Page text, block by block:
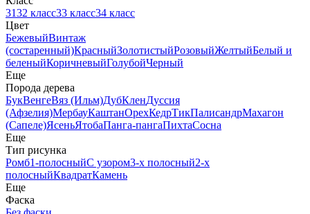
3132 класс33 класс34 класс
Цвет
БежевыйВинтаж
(состаренный)КрасныйЗолотистыйРозовыйЖелтыйБелый и
беленыйКоричневыйГолубойЧерный
Еще
Порода дерева
БукВенгеВяз (Ильм)ДубКленДуссия
(Афзелия)МербауКаштанОрехКедрТикПалисандрМахагон
(Сапеле)ЯсеньЯтобаПанга-пангаПихтаСосна
Еще
Тип рисунка
Ромб1-полосныйС узором3-х полосный2-х
полосныйКвадратКамень
Еще
Фаска